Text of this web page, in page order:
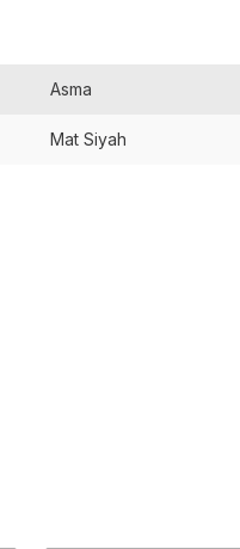
Asma
Mat Siyah